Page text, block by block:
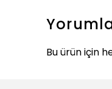
Bu ürün için